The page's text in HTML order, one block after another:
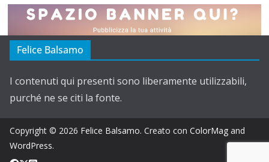
Felice Balsamo
I contenuti qui presenti sono liberamente utilizzabili,
purché ne se citi la fonte.
Copyright © 2026 Felice Balsamo. Creato con ColorMag and
WordPress.